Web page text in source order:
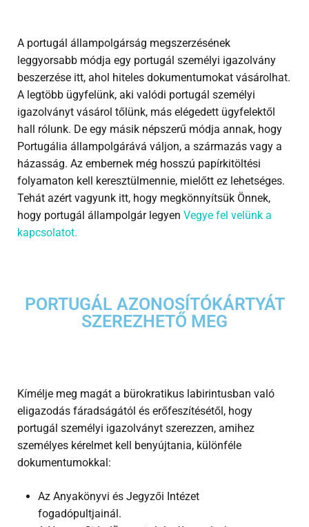
A portugál állampolgárság megszerzésének
leggyorsabb módja egy portugál személyi igazolvány
beszerzése itt, ahol hiteles dokumentumokat vásárolhat.
A legtöbb ügyfelünk, aki valódi portugál személyi
igazolványt vásárol tőlünk, más elégedett ügyfelektől
hall rólunk. De egy másik népszerű módja annak, hogy
Portugália állampolgárává váljon, a származás vagy a
házasság. Az embernek még hosszú papírkitöltési
folyamaton kell keresztülmennie, mielőtt ez lehetséges.
Tehát azért vagyunk itt, hogy megkönnyítsük Önnek,
hogy portugál állampolgár legyen Vegye fel velünk a
kapcsolatot.
PORTUGÁL AZONOSÍTÓKÁRTYÁT
SZEREZHETŐ MEG
Kímélje meg magát a bürokratikus labirintusban való
eligazodás fáradságától és erőfeszítésétől, hogy
portugál személyi igazolványt szerezzen, amihez
személyes kérelmet kell benyújtania, különféle
dokumentumokkal:
Az Anyakönyvi és Jegyzői Intézet
fogadópultjainál.